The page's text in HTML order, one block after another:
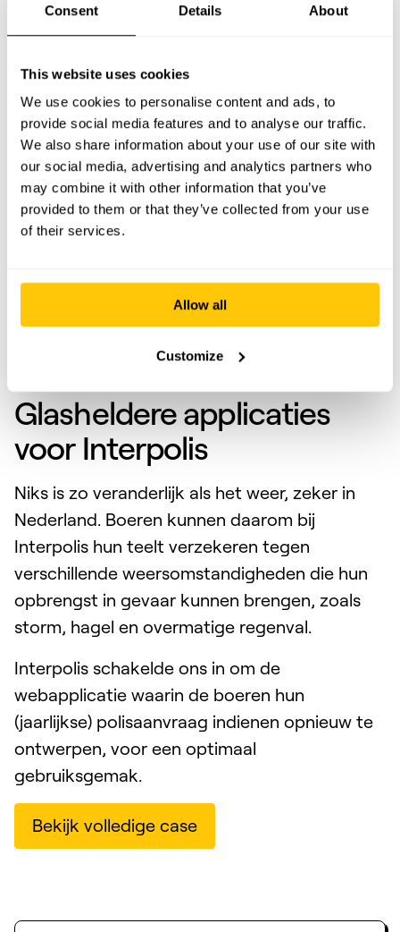
Consent Details About
This website uses cookies
We use cookies to personalise content and ads, to
provide social media features and to analyse our traffic.
We also share information about your use of our site with
our social media, advertising and analytics partners who
may combine it with other information that you’ve
provided to them or that they’ve collected from your use
of their services.
Allow all
Customize
development is natuurlijk niet compleet met
jouw kennis en ervaring in de branche.
We zitten daarom in het centrum van Tilburg,
zodat we goed bereikbaar zijn met de fiets,
het openbaar vervoer en de auto voor een
creatieve sessie, presentatie of overleg.
webapplicaties en
websites
Glasheldere applicaties
voor Interpolis
Niks is zo veranderlijk als het weer, zeker in
Nederland. Boeren kunnen daarom bij
Interpolis hun teelt verzekeren tegen
verschillende weersomstandigheden die hun
opbrengst in gevaar kunnen brengen, zoals
storm, hagel en overmatige regenval.
Interpolis schakelde ons in om de
webapplicatie waarin de boeren hun
(jaarlijkse) polisaanvraag indienen opnieuw te
ontwerpen, voor een optimaal
gebruiksgemak.
Bekijk volledige case